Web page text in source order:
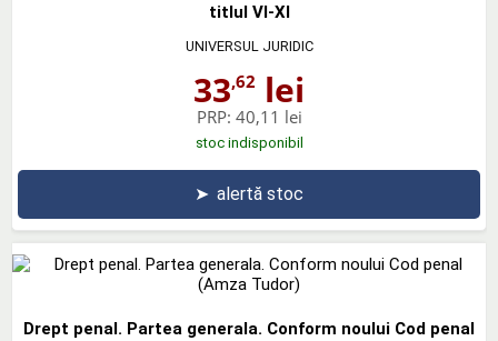
titlul VI-XI
UNIVERSUL JURIDIC
33,62 lei
PRP: 40,11 lei
stoc indisponibil
➤ alertă stoc
Drept penal. Partea generala. Conform noului Cod penal